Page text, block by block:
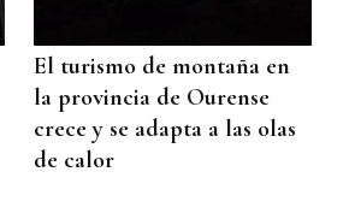
El turismo de montaña en
la provincia de Ourense
crece y se adapta a las olas
de calor